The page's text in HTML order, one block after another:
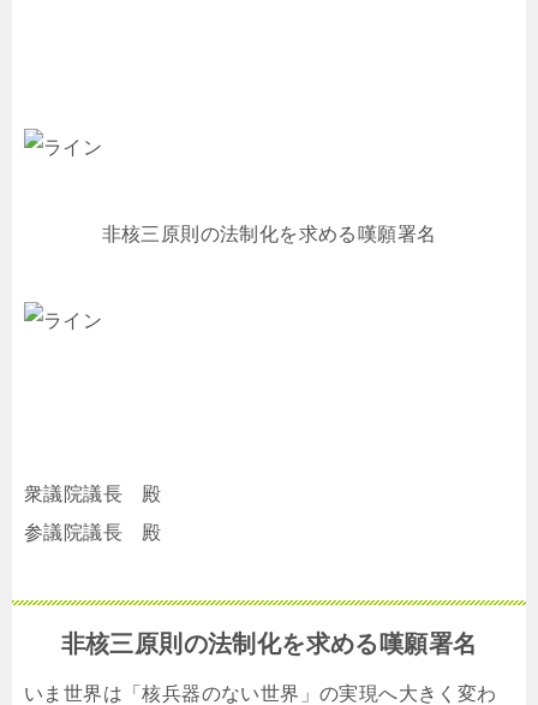
非核三原則の法制化を求める嘆願署名
衆議院議長 殿
参議院議長 殿
非核三原則の法制化を求める嘆願署名
いま世界は「核兵器のない世界」の実現へ大きく変わ